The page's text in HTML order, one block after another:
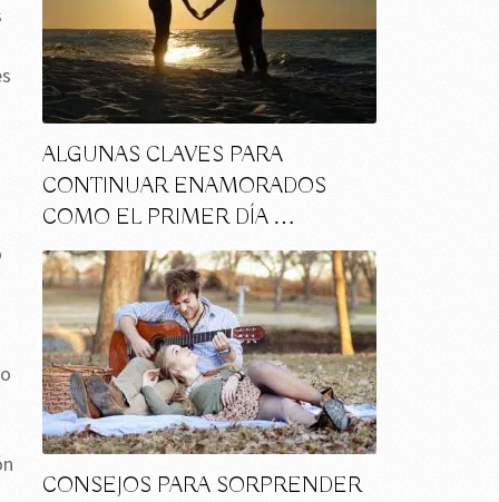
ALGUNAS CLAVES PARA
CONTINUAR ENAMORADOS
COMO EL PRIMER DÍA …
CONSEJOS PARA SORPRENDER